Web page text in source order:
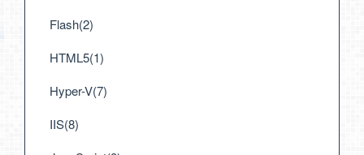
Flash(2)
HTML5(1)
Hyper-V(7)
IIS(8)